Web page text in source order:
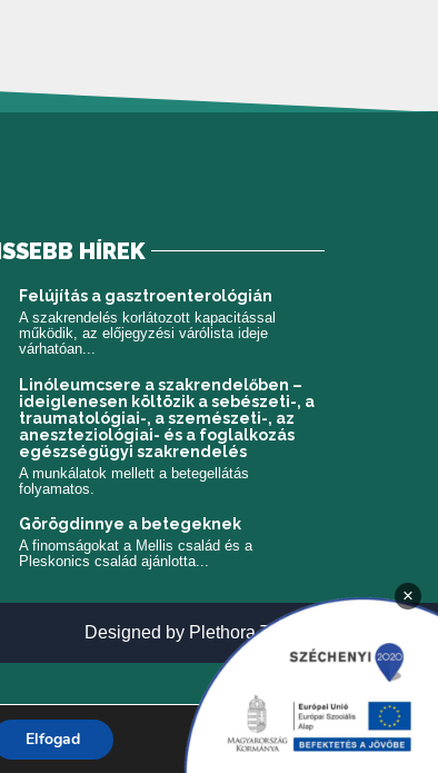
HÍREK
Felújítás a gasztroenterológián
A szakrendelés korlátozott kapacitással
működik, az előjegyzési várólista ideje
várhatóan...
Linóleumcsere a szakrendelőben –
ideiglenesen költözik a sebészeti-, a
traumatológiai-, a szemészeti-, az
aneszteziológiai- és a foglalkozás
egészségügyi szakrendelés
A munkálatok mellett a betegellátás
folyamatos.
Görögdinnye a betegeknek
A finomságokat a Mellis család és a
Pleskonics család ajánlotta...
Designed by Plethora Themes
Elfogad
×